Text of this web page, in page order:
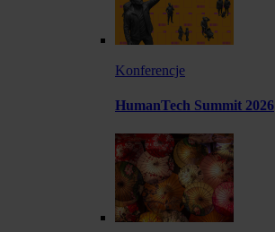
Konferencje
HumanTech Summit 2026